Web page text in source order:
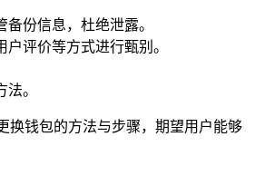
份信息，杜绝泄露。
评价等方式进行甄别。
。
换钱包的方法与步骤，期望用户能够